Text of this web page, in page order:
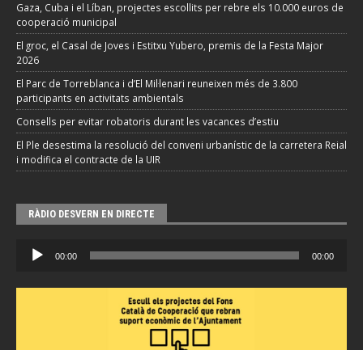
Gaza, Cuba i el Líban, projectes escollits per rebre els 10.000 euros de
cooperació municipal
El groc, el Casal de Joves i Estitxu Yubero, premis de la Festa Major
2026
El Parc de Torreblanca i d’El Mil·lenari reuneixen més de 3.800
participants en activitats ambientals
Consells per evitar robatoris durant les vacances d’estiu
El Ple desestima la resolució del conveni urbanístic de la carretera Reial
i modifica el contracte de la UIR
RÀDIO DESVERN EN DIRECTE
Reproductor
d'àudio
00:00 00:00